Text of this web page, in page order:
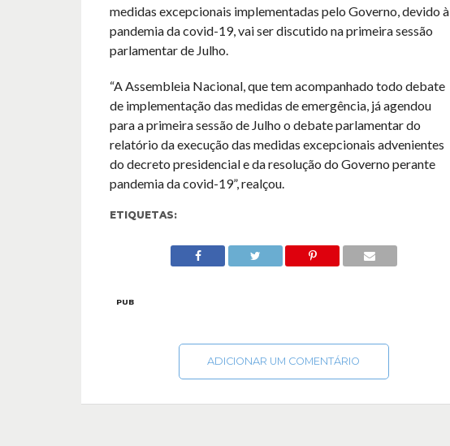
medidas excepcionais implementadas pelo Governo, devido à
pandemia da covid-19, vai ser discutido na primeira sessão
parlamentar de Julho.
“A Assembleia Nacional, que tem acompanhado todo debate
de implementação das medidas de emergência, já agendou
para a primeira sessão de Julho o debate parlamentar do
relatório da execução das medidas excepcionais advenientes
do decreto presidencial e da resolução do Governo perante
pandemia da covid-19”, realçou.
ETIQUETAS:
PUB
ADICIONAR UM COMENTÁRIO